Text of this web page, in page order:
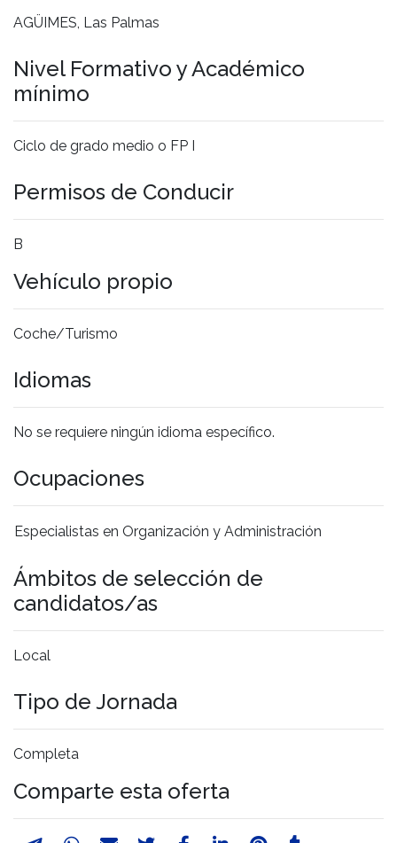
AGÜIMES, Las Palmas
Nivel Formativo y Académico
mínimo
Ciclo de grado medio o FP I
Permisos de Conducir
B
Vehículo propio
Coche/Turismo
Idiomas
No se requiere ningún idioma específico.
Ocupaciones
Especialistas en Organización y Administración
Ámbitos de selección de
candidatos/as
Local
Tipo de Jornada
Completa
Comparte esta oferta